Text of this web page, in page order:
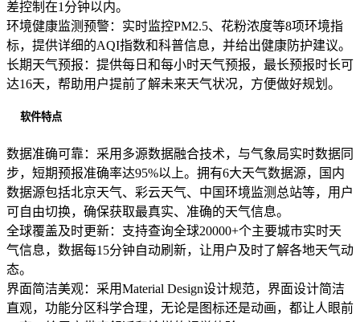
差控制在1分钟以内。
环境健康监测预警：实时监控PM2.5、花粉浓度等8项环境指
标，提供详细的AQI指数和科普信息，并给出健康防护建议。
长期天气预报：提供每日和每小时天气预报，最长预报时长可
达16天，帮助用户提前了解未来天气状况，方便做好规划。
软件特点
数据准确可靠：采用多源数据融合技术，与气象局实时数据同
步，短期预报准确率达95%以上。拥有6大天气数据源，国内
数据源包括北京天气、彩云天气、中国环境监测总站等，用户
可自由切换，确保获取最真实、准确的天气信息。
全球覆盖及时更新：支持查询全球20000+个主要城市实时天
气信息，数据每15分钟自动刷新，让用户及时了解各地天气动
态。
界面简洁美观：采用Material Design设计规范，界面设计简洁
直观，功能分区科学合理，无论是图标还是动画，都让人眼前